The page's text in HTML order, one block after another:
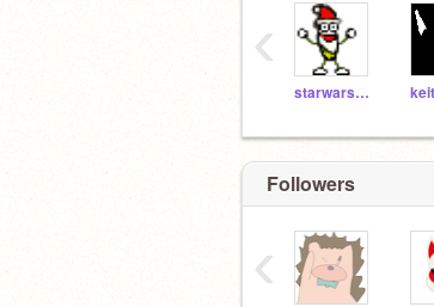
starwars100
‹
Followers
‹